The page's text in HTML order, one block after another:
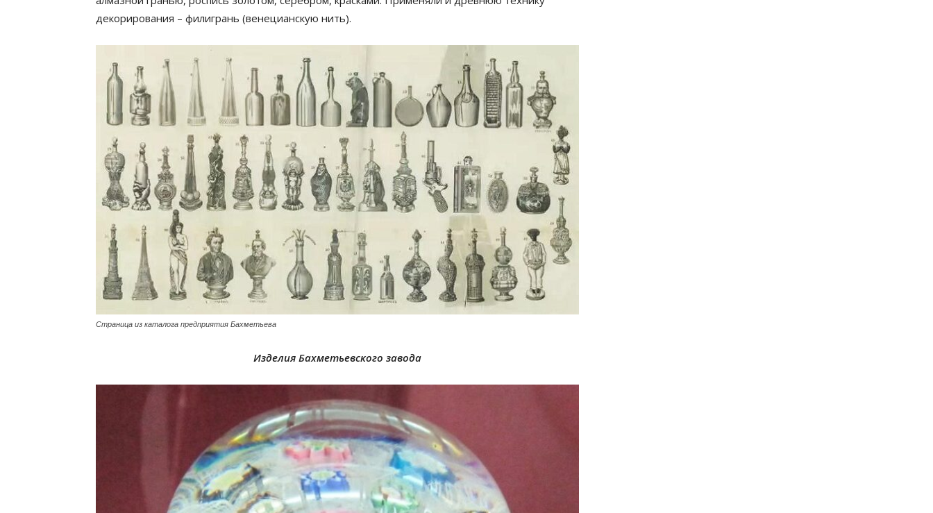
декорирования – филигрань (венецианскую нить).
Страница из каталога предприятия Бахметьева
Изделия Бахметьевского завода